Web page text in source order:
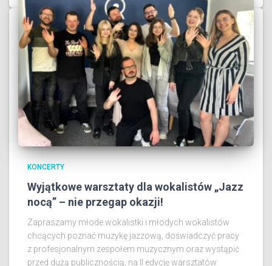
KONCERTY
Wyjątkowe warsztaty dla wokalistów „Jazz
nocą” – nie przegap okazji!
Zapraszamy młode wokalistki i młodych wokalistów
chcących poznać muzykę jazzową, doświadczyć pracy
z profesjonalnym zespołem muzycznym oraz wystąpić
przed dużą publicznością, na II edycję warsztatów